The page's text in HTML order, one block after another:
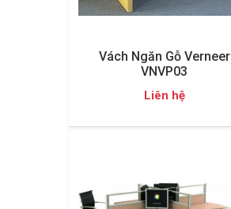
Vách Ngăn Gỗ Verneer
VNVP03
Liên hệ